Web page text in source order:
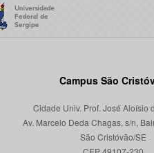
Campus São
Cidade Univ. Prof. José Aloísio
Av. Marcelo Deda Chagas, s/n,
São Cristóvão/SE